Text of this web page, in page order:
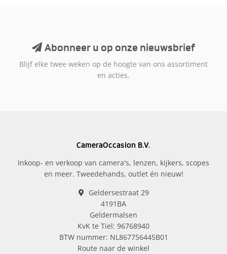
Abonneer u op onze nieuwsbrief
Blijf elke twee weken op de hoogte van ons assortiment
en acties.
CameraOccasion B.V.
Inkoop- en verkoop van camera's, lenzen, kijkers, scopes
en meer. Tweedehands, outlet én nieuw!
Geldersestraat 29
4191BA
Geldermalsen
KvK te Tiel: 96768940
BTW nummer: NL867756445B01
Route naar de winkel